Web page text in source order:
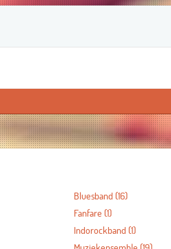
Bluesband (16)
Fanfare (1)
Indorockband (1)